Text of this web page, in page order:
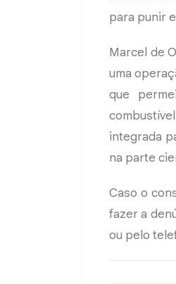
para punir
Marcel de
uma
que
integrada
na parte
Caso o
fazer a
ou pelo